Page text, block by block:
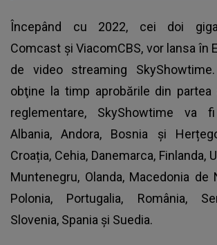
Începând cu 2022, cei doi
Comcast și ViacomCBS, vor lansa în
de video streaming
obţine la timp aprobările din partea
reglementare, SkyShowtime va
Albania, Andora, Bosnia și
Croația, Cehia, Danemarca, Finlanda,
Muntenegru, Olanda, Macedonia de
Polonia, Portugalia, România,
Slovenia, Spania și Suedia.